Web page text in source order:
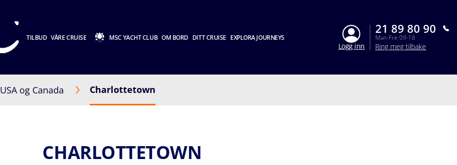
TILBUD VÅRE CRUISE MSC YACHT CLUB OM BORD DITT CRUISE EXPLORA JOURNEYS
Logg inn
21 89 80 90
Man-Fre 09-18
Ring meg tilbake
USA og Canada Charlottetown
CHARLOTTETOWN